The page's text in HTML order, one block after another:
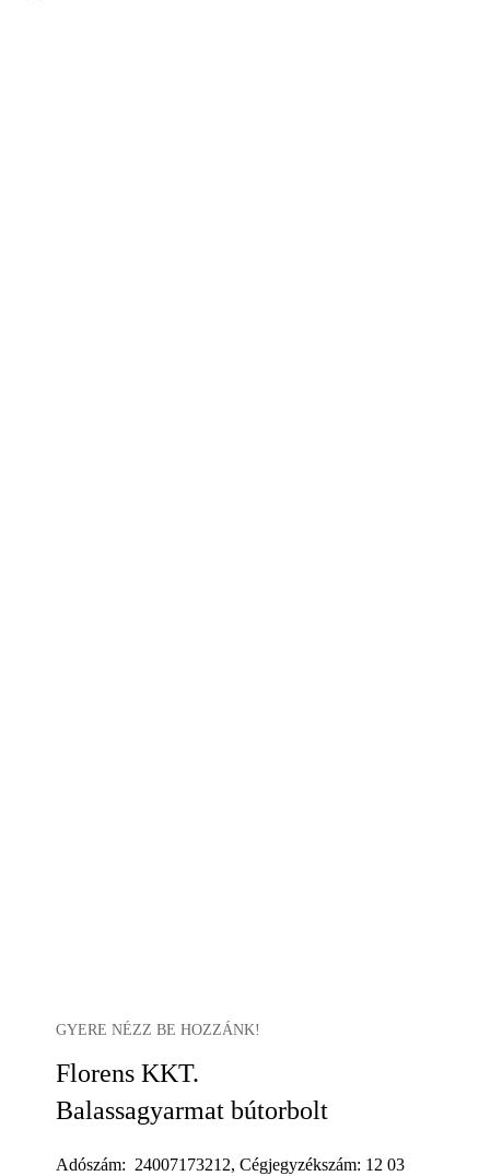
GYERE NÉZZ BE HOZZÁNK!
Florens KKT.
Balassagyarmat bútorbolt
Adószám: 24007173212, Cégjegyzékszám: 12 03